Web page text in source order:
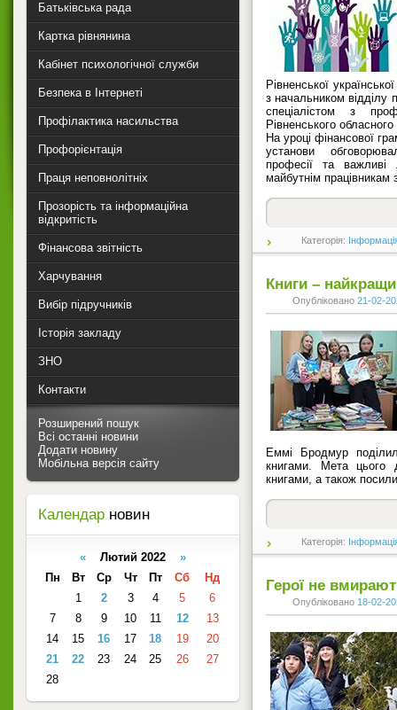
Рівненської
з начальником відділу
спеціалістом з
Рівненського
На уроці фінансової
установи
професії та важливі
майбутнім працівникам
Категорія:
Книги –
Опубліковано 21-02-
Еммі Бродмур
книгами. Мета цього
книгами, а також
Категорія:
Герої не
Опубліковано 18-02-
Батьківська рада
Картка рівнянина
Кабінет психологічної служби
Безпека в Інтернеті
Профілактика насильства
Профорієнтація
Праця неповнолітніх
Прозорість та інформаційна
відкритість
Фінансова звітність
Харчування
Вибір підручників
Історія закладу
ЗНО
Контакти
Розширений пошук
Всі останні новини
Додати новину
Мобільна версія сайту
Календар новин
« Лютий 2022 »
Пн
Вт Ср Чт Пт Сб
Нд
1
2 3 4 5
6
7
8 9 10 11 12
13
14
15 16 17 18 19
20
21
22 23 24 25 26
27
28